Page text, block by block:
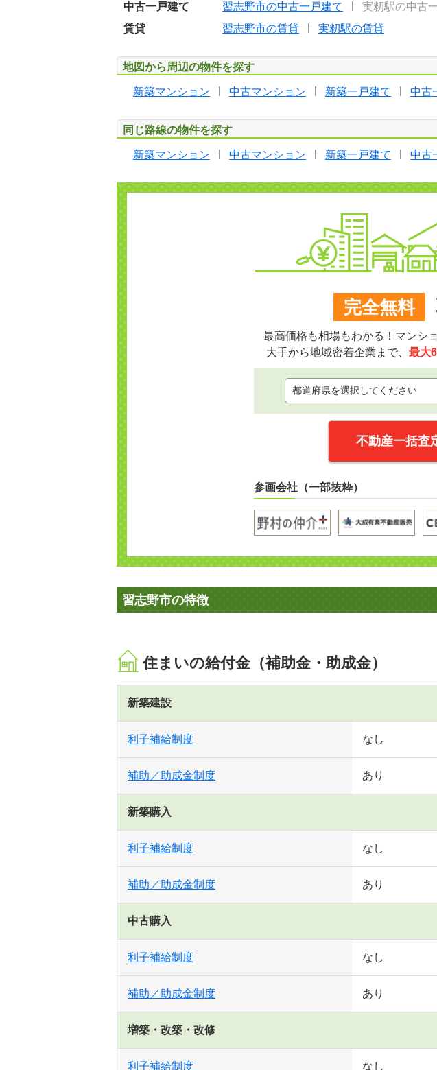
中古一戸建て
習志野市の中古一戸建て
実籾駅の中古
賃貸
習志野市の賃貸 実籾駅の賃貸
地図から周辺の物件を探す
新築マンション 中古マンション 新築一戸建て 中古
同じ路線の物件を探す
新築マンション 中古マンション 新築一戸建て 中古
完全無料
最高価格も相場もわかる！マンシ
大手から地域密着企業まで、 最大
不動産一括査
参画会社（一部抜粋）
習志野市の特徴
住まいの給付金（補助金・助成金）
新築建設
利子補給制度 なし
補助／助成金制度 あり
新築購入
利子補給制度 なし
補助／助成金制度 あり
中古購入
利子補給制度 なし
補助／助成金制度 あり
増築・改築・改修
利子補給制度 なし